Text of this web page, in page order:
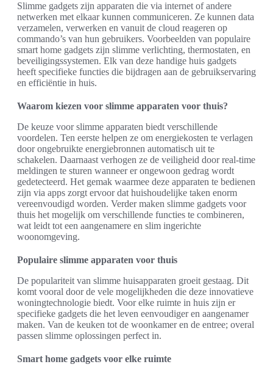
Slimme gadgets zijn apparaten die via internet of andere
netwerken met elkaar kunnen communiceren. Ze kunnen data
verzamelen, verwerken en vanuit de cloud reageren op
commando’s van hun gebruikers. Voorbeelden van populaire
smart home gadgets zijn slimme verlichting, thermostaten, en
beveiligingssystemen. Elk van deze handige huis gadgets
heeft specifieke functies die bijdragen aan de gebruikservaring
en efficiëntie in huis.
Waarom kiezen voor slimme apparaten voor thuis?
De keuze voor slimme apparaten biedt verschillende
voordelen. Ten eerste helpen ze om energiekosten te verlagen
door ongebruikte energiebronnen automatisch uit te
schakelen. Daarnaast verhogen ze de veiligheid door real-time
meldingen te sturen wanneer er ongewoon gedrag wordt
gedetecteerd. Het gemak waarmee deze apparaten te bedienen
zijn via apps zorgt ervoor dat huishoudelijke taken enorm
vereenvoudigd worden. Verder maken slimme gadgets voor
thuis het mogelijk om verschillende functies te combineren,
wat leidt tot een aangenamere en slim ingerichte
woonomgeving.
Populaire slimme apparaten voor thuis
De populariteit van slimme huisapparaten groeit gestaag. Dit
komt vooral door de vele mogelijkheden die deze innovatieve
woningtechnologie biedt. Voor elke ruimte in huis zijn er
specifieke gadgets die het leven eenvoudiger en aangenamer
maken. Van de keuken tot de woonkamer en de entree; overal
passen slimme oplossingen perfect in.
Smart home gadgets voor elke ruimte